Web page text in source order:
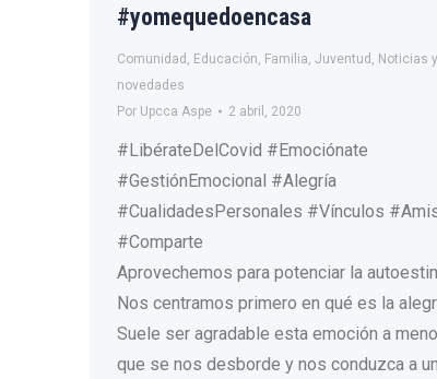
#yomequedoencasa
Comunidad , Educación, Familia, Juventud , Noticias y
novedades
Por Upcca Aspe 2 abril, 2020
#LibérateDelCovid #Emociónate
#GestiónEmocional #Alegría
#CualidadesPersonales #Vínculos
#Comparte
Aprovechemos para potenciar la
Nos centramos primero en qué es la
Suele ser agradable esta emoción a
que se nos desborde y nos conduzca a